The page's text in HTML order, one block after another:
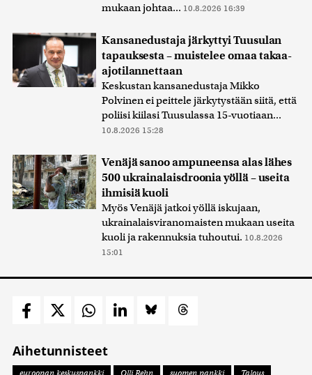
mukaan johtaa... 10.8.2026 16:39
Kansanedustaja järkyttyi Tuusulan
tapauksesta – muistelee omaa takaa-
ajotilannettaan
Keskustan kansanedustaja Mikko
Polvinen ei peittele järkytystään siitä, että
poliisi kiilasi Tuusulassa 15-vuotiaan...
10.8.2026 15:28
Venäjä sanoo ampuneensa alas lähes
500 ukrainalaisdroonia yöllä – useita
ihmisiä kuoli
Myös Venäjä jatkoi yöllä iskujaan,
ukrainalaisviranomaisten mukaan useita
kuoli ja rakennuksia tuhoutui. 10.8.2026
15:01
Aihetunnisteet
euroopan keskuspankki Olli Rehn suomen pankki Talous